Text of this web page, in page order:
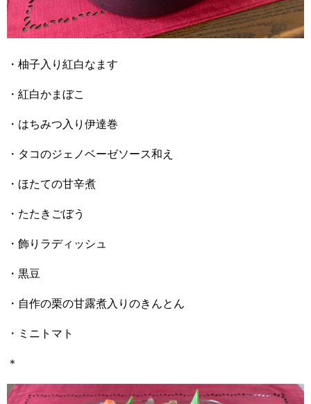
・柚子入り紅白なます
・紅白かまぼこ
・はちみつ入り伊達巻
・タコのジェノベーゼソース和え
・ほたての甘辛煮
・たたきごぼう
・飾りラディッシュ
・黒豆
・自作の栗の甘露煮入りのきんとん
・ミニトマト
＊